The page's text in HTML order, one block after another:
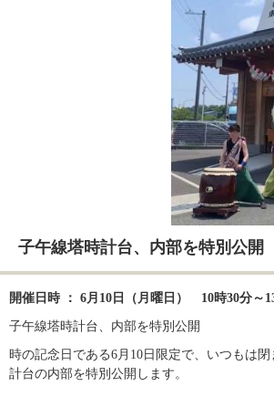
子午線塔時計台、内部を特別公開​
開催日時 ： 6月10日（月曜日）　10時30分～
子午線塔時計台、内部を特別公開
時の記念日である6月10日限定で、いつもは
計台の内部を特別公開します。